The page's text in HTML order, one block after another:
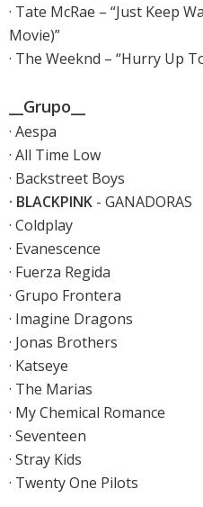
· Tate McRae – “Just Keep
Movie)”
· The Weeknd – “Hurry Up
__Grupo__
· Aespa
· All Time Low
· Backstreet Boys
· BLACKPINK - GANADORAS
· Coldplay
· Evanescence
· Fuerza Regida
· Grupo Frontera
· Imagine Dragons
· Jonas Brothers
· Katseye
· The Marias
· My Chemical Romance
· Seventeen
· Stray Kids
· Twenty One Pilots